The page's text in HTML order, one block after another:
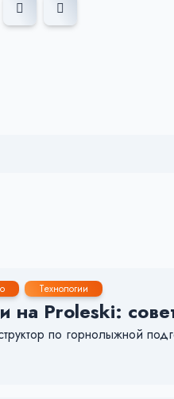
Технологии
20
на Proleski:
по горнолыжной